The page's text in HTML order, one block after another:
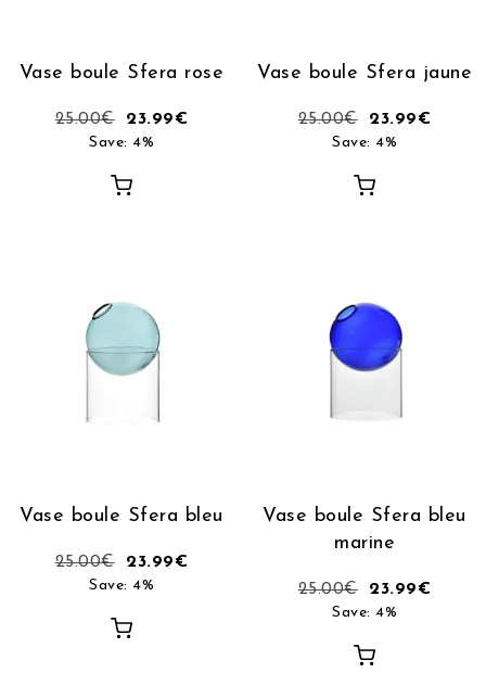
Vase boule Sfera rose
25.00€ 23.99€
Save: 4%
Vase boule Sfera jaune
25.00€ 23.99€
Save: 4%
Vase boule Sfera bleu
25.00€ 23.99€
Save: 4%
Vase boule Sfera bleu
marine
25.00€ 23.99€
Save: 4%